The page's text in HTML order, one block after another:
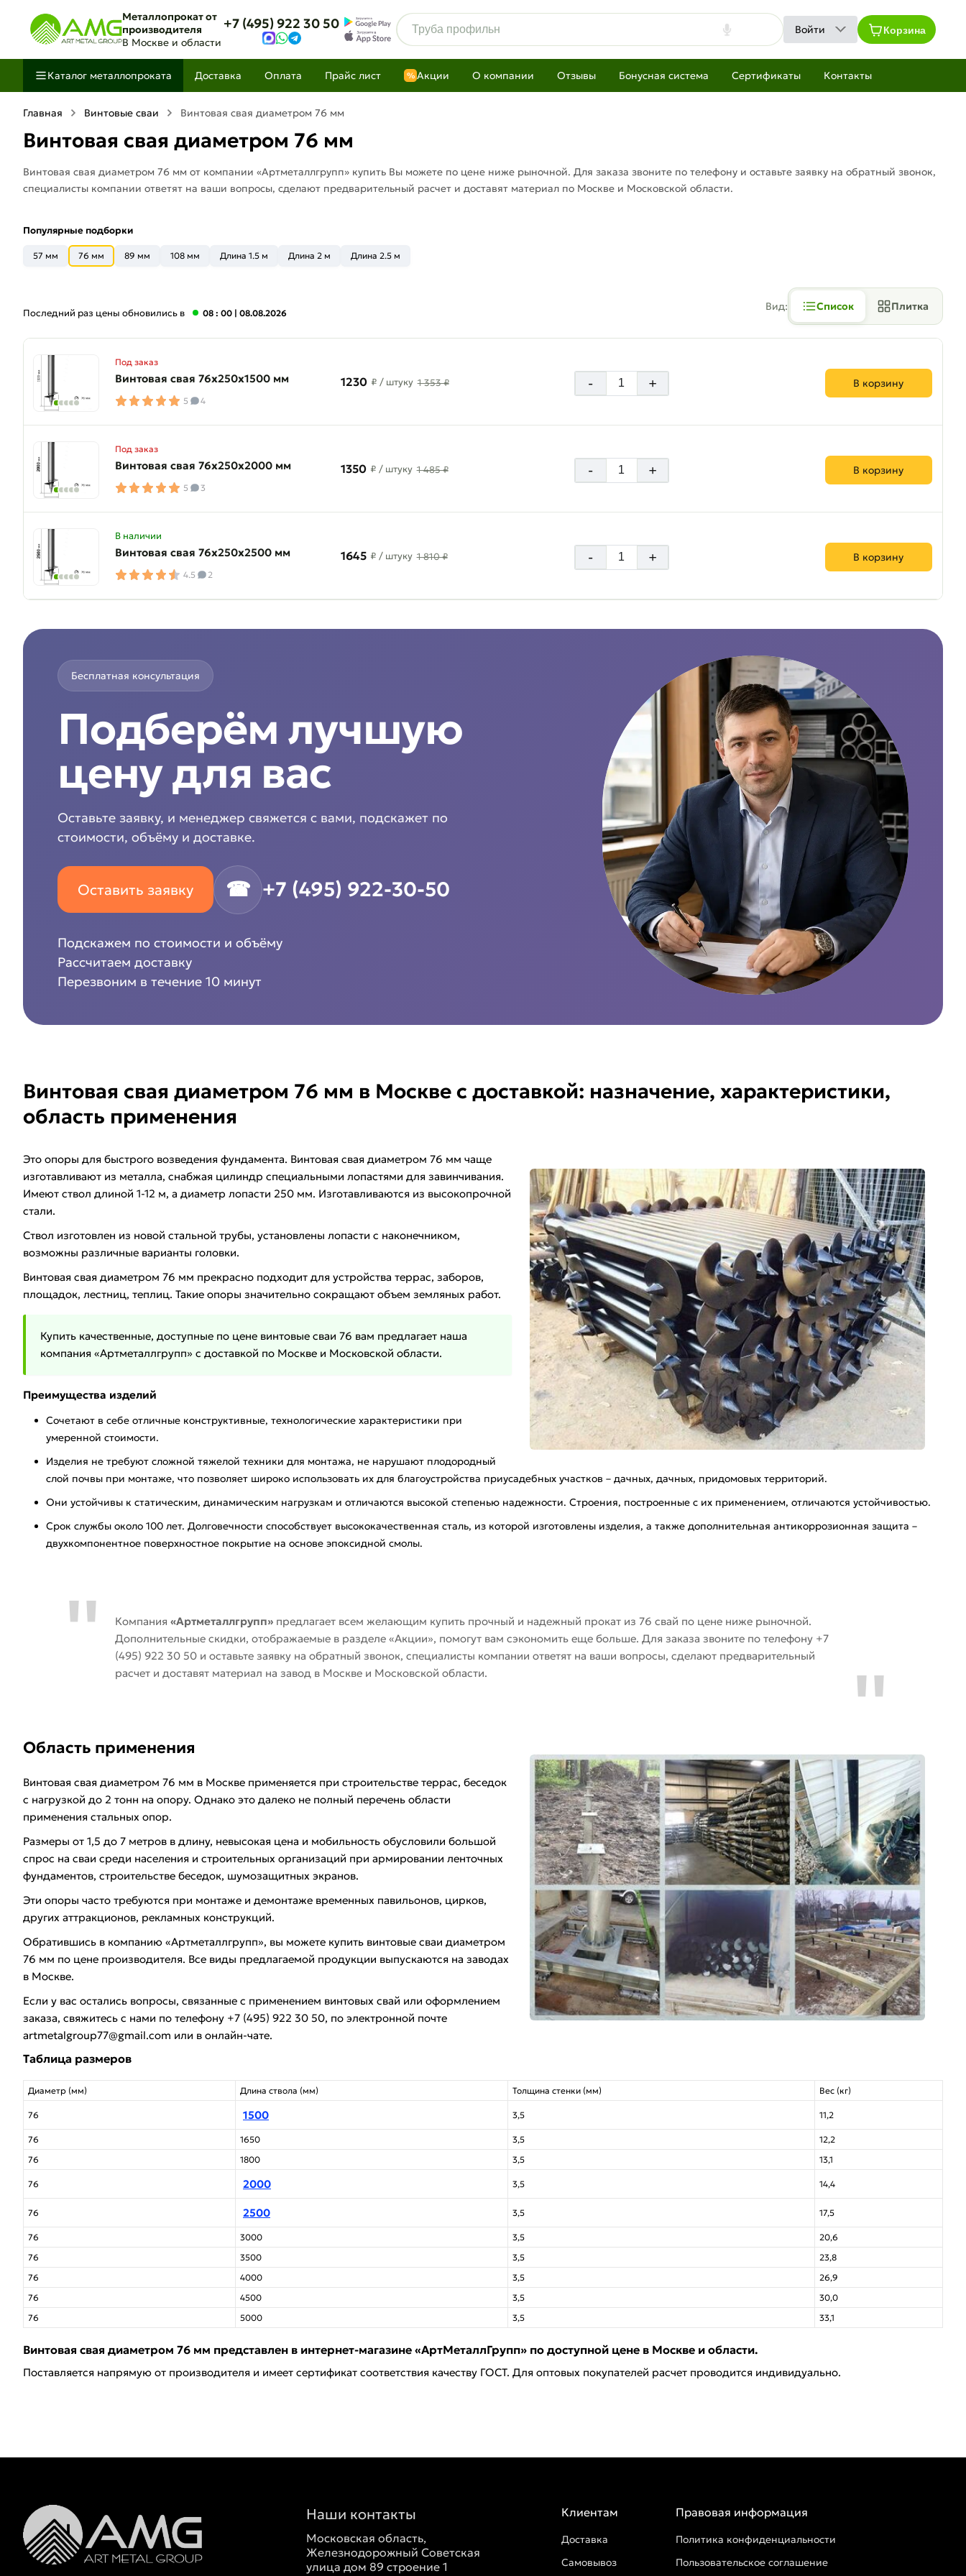
Металлопрокат от
производителя
В Москве и области
+7 (495) 922 30 50 Войти Корзина
Каталог металлопроката Доставка Оплата Прайс лист % Акции О компании Отзывы Бонусная система Сертификаты Контакты
Главная Винтовые сваи Винтовая свая диаметром 76 мм
Винтовая свая диаметром 76 мм
Винтовая свая диаметром 76 мм от компании «Артметаллгрупп» купить Вы можете по цене ниже рыночной. Для заказа звоните по телефону и оставьте заявку на обратный звонок,
специалисты компании ответят на ваши вопросы, сделают предварительный расчет и доставят материал по Москве и Московской области.
Популярные подборки
57 мм 76 мм 89 мм 108 мм Длина 1.5 м Длина 2 м Длина 2.5 м
Последний раз цены обновились в 08 : 00 | 08.08.2026 Вид: Список Плитка
Под заказ
Винтовая свая 76х250х1500 мм
5 4
1230 ₽ / штуку 1 353 ₽ - + В корзину
Под заказ
Винтовая свая 76х250х2000 мм
5 3
1350 ₽ / штуку 1 485 ₽ - + В корзину
В наличии
Винтовая свая 76х250х2500 мм
4.5 2
1645 ₽ / штуку 1 810 ₽ - + В корзину
Бесплатная консультация
Подберём лучшую
цену для вас
Оставьте заявку, и менеджер свяжется с вами, подскажет по
стоимости, объёму и доставке.
Оставить заявку ☎ +7 (495) 922-30-50
Подскажем по стоимости и объёму
Рассчитаем доставку
Перезвоним в течение 10 минут
Винтовая свая диаметром 76 мм в Москве с доставкой: назначение, характеристики,
область применения
Это опоры для быстрого возведения фундамента. Винтовая свая диаметром 76 мм чаще
изготавливают из металла, снабжая цилиндр специальными лопастями для завинчивания.
Имеют ствол длиной 1-12 м, а диаметр лопасти 250 мм. Изготавливаются из высокопрочной
стали.
Ствол изготовлен из новой стальной трубы, установлены лопасти с наконечником,
возможны различные варианты головки.
Винтовая свая диаметром 76 мм прекрасно подходит для устройства террас, заборов,
площадок, лестниц, теплиц. Такие опоры значительно сокращают объем земляных работ.
Купить качественные, доступные по цене винтовые сваи 76 вам предлагает наша
компания «Артметаллгрупп» с доставкой по Москве и Московской области.
Преимущества изделий
Сочетают в себе отличные конструктивные, технологические характеристики при
умеренной стоимости.
Изделия не требуют сложной тяжелой техники для монтажа, не нарушают плодородный
слой почвы при монтаже, что позволяет широко использовать их для благоустройства приусадебных участков – дачных, дачных, придомовых территорий.
Они устойчивы к статическим, динамическим нагрузкам и отличаются высокой степенью надежности. Строения, построенные с их применением, отличаются устойчивостью.
Срок службы около 100 лет. Долговечности способствует высококачественная сталь, из которой изготовлены изделия, а также дополнительная антикоррозионная защита –
двухкомпонентное поверхностное покрытие на основе эпоксидной смолы.
Компания «Артметаллгрупп» предлагает всем желающим купить прочный и надежный прокат из 76 свай по цене ниже рыночной.
Дополнительные скидки, отображаемые в разделе «Акции», помогут вам сэкономить еще больше. Для заказа звоните по телефону +7
(495) 922 30 50 и оставьте заявку на обратный звонок, специалисты компании ответят на ваши вопросы, сделают предварительный
расчет и доставят материал на завод в Москве и Московской области.
Область применения
Винтовая свая диаметром 76 мм в Москве применяется при строительстве террас, беседок
с нагрузкой до 2 тонн на опору. Однако это далеко не полный перечень области
применения стальных опор.
Размеры от 1,5 до 7 метров в длину, невысокая цена и мобильность обусловили большой
спрос на сваи среди населения и строительных организаций при армировании ленточных
фундаментов, строительстве беседок, шумозащитных экранов.
Эти опоры часто требуются при монтаже и демонтаже временных павильонов, цирков,
других аттракционов, рекламных конструкций.
Обратившись в компанию «Артметаллгрупп», вы можете купить винтовые сваи диаметром
76 мм по цене производителя. Все виды предлагаемой продукции выпускаются на заводах
в Москве.
Если у вас остались вопросы, связанные с применением винтовых свай или оформлением
заказа, свяжитесь с нами по телефону +7 (495) 922 30 50, по электронной почте
artmetalgroup77@gmail.com или в онлайн-чате.
Таблица размеров
Диаметр (мм) Длина ствола (мм) Толщина стенки (мм) Вес (кг)
76 1500 3,5 11,2
76 1650 3,5
12,2
76
1800 3,5 13,1
76 2000 3,5 14,4
76 2500 3,5 17,5
76 3000 3,5
20,6
76
3500 3,5
23,8
76
4000 3,5
26,9
76
4500 3,5
30,0
76
5000 3,5 33,1
Винтовая свая диаметром 76 мм представлен в интернет-магазине «АртМеталлГрупп» по доступной цене в Москве и области.
Поставляется напрямую от производителя и имеет сертификат соответствия качеству ГОСТ. Для оптовых покупателей расчет проводится индивидуально.
Наши контакты
Московская область,
Железнодорожный Советская
улица дом 89 строение 1
Клиентам
Доставка
Самовывоз
Правовая информация
Политика конфиденциальности
Пользовательское соглашение